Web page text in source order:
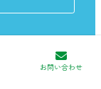
お問い合わせ